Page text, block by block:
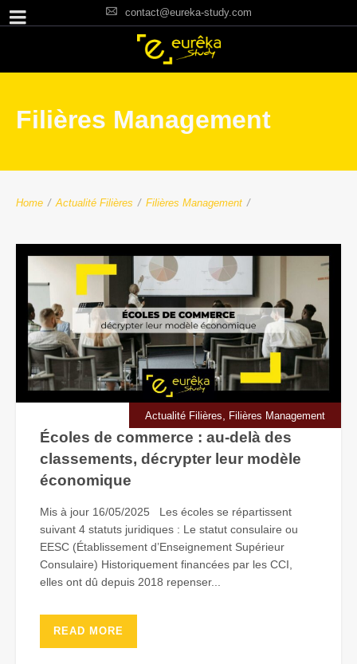
contact@eureka-study.com
Filières Management
Home / Actualité Filières / Filières Management /
Actualité Filières Filières Management
Écoles de commerce : au-delà des
classements, décrypter leur modèle
économique
Mis à jour 16/05/2025 Les écoles se répartissent
suivant 4 statuts juridiques : Le statut consulaire ou
EESC (Établissement d’Enseignement Supérieur
Consulaire) Historiquement financées par les CCI,
elles ont dû depuis 2018 repenser...
READ MORE